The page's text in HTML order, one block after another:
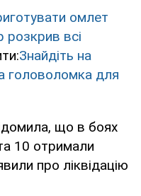
омлет
розкрив всі
Знайдіть на
головоломка для
що в боях
10 отримали
про ліквідацію